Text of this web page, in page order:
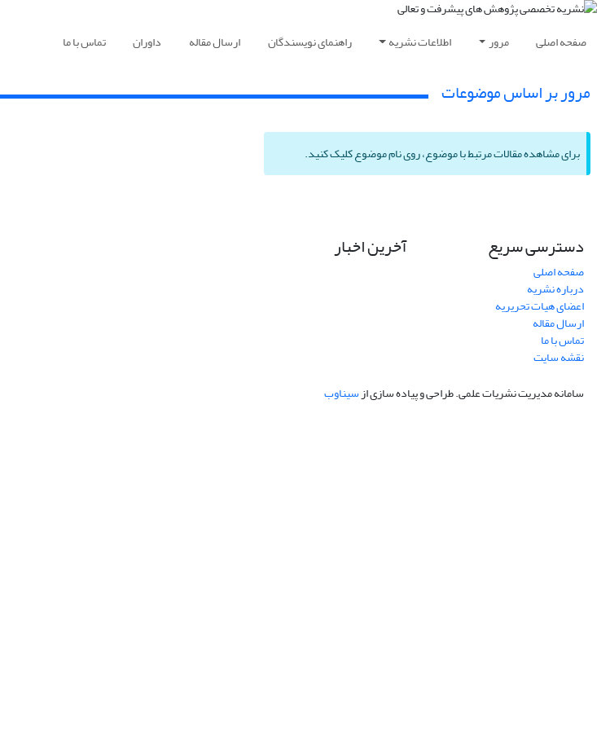
صفحه اصلی مرور اطلاعات نشریه راهنمای نویسندگان ارسال مقاله داوران تماس با ما
مرور بر اساس موضوعات
برای مشاهده مقالات مرتبط با موضوع، روی نام موضوع کلیک کنید.
دسترسی سریع
صفحه اصلی
درباره نشریه
اعضای هیات تحریریه
ارسال مقاله
تماس با ما
نقشه سایت
آخرین اخبار
سامانه مدیریت نشریات علمی.طراحی و پیاده سازی ازسیناوب